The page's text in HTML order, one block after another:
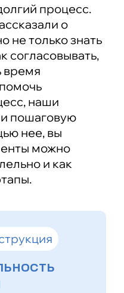
процесс.
о
не только знать
согласовывать,
время
наши
пошаговую
нее, вы
можно
и как